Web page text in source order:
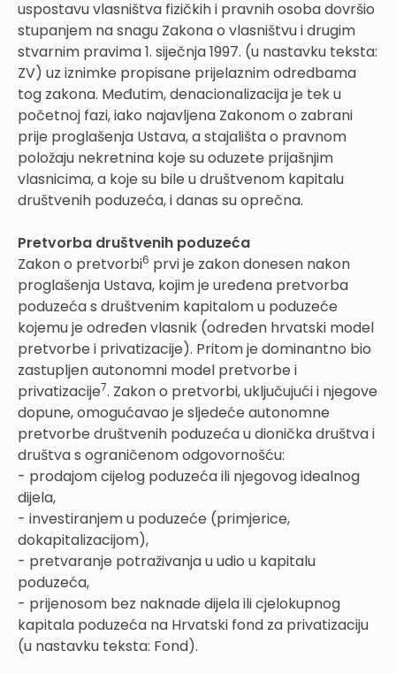
uspostavu vlasništva fizičkih i pravnih osoba dovršio
stupanjem na snagu Zakona o vlasništvu i drugim
stvarnim pravima 1. siječnja 1997. (u nastavku teksta:
ZV) uz iznimke propisane prijelaznim odredbama
tog zakona. Međutim, denacionalizacija je tek u
početnoj fazi, iako najavljena Zakonom o zabrani
prije proglašenja Ustava, a stajališta o pravnom
položaju nekretnina koje su oduzete prijašnjim
vlasnicima, a koje su bile u društvenom kapitalu
društvenih poduzeća, i danas su oprečna.
Pretvorba društvenih poduzeća
Zakon o pretvorbi6 prvi je zakon donesen nakon
proglašenja Ustava, kojim je uređena pretvorba
poduzeća s društvenim kapitalom u poduzeće
kojemu je određen vlasnik (određen hrvatski model
pretvorbe i privatizacije). Pritom je dominantno bio
zastupljen autonomni model pretvorbe i
privatizacije7. Zakon o pretvorbi, uključujući i njegove
dopune, omogućavao je sljedeće autonomne
pretvorbe društvenih poduzeća u dionička društva i
društva s ograničenom odgovornošću:
- prodajom cijelog poduzeća ili njegovog idealnog
dijela,
- investiranjem u poduzeće (primjerice,
dokapitalizacijom),
- pretvaranje potraživanja u udio u kapitalu
poduzeća,
- prijenosom bez naknade dijela ili cjelokupnog
kapitala poduzeća na Hrvatski fond za privatizaciju
(u nastavku teksta: Fond).